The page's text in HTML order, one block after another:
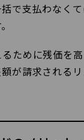
で支払わなく
ために残価を
が請求される